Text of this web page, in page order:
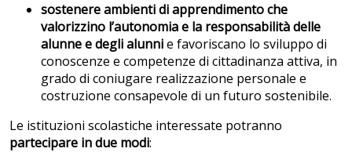
sostenere ambienti di apprendimento che
valorizzino l’autonomia e la responsabilità delle
alunne e degli alunnie favoriscano lo sviluppo di
conoscenze e competenze di cittadinanza attiva, in
grado di coniugare realizzazione personale e
costruzione consapevole di un futuro sostenibile.
Le istituzioni scolastiche interessate potranno
partecipare in due modi: